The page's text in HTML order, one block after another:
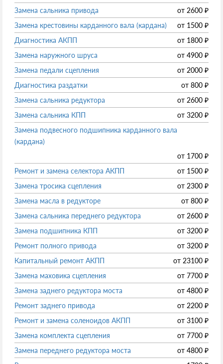
Замена сальника привода
от 2600 ₽
Замена крестовины карданного вала (кардана)
от 1500 ₽
Диагностика АКПП
от 1800 ₽
Замена наружного шруса
от 4900 ₽
Замена педали сцепления
от 2000 ₽
Диагностика раздатки
от 800 ₽
Замена сальника редуктора
от 2600 ₽
Замена сальника КПП
от 3200 ₽
Замена подвесного подшипника карданного вала
(кардана)
от 1700 ₽
Ремонт и замена селектора АКПП
от 1500 ₽
Замена тросика сцепления
от 2300 ₽
Замена масла в редукторе
от 800 ₽
Замена сальника переднего редуктора
от 2600 ₽
Замена подшипника КПП
от 3200 ₽
Ремонт полного привода
от 3200 ₽
Капитальный ремонт АКПП
от 23100 ₽
Замена маховика сцепления
от 7700 ₽
Замена заднего редуктора моста
от 4800 ₽
Ремонт заднего привода
от 2200 ₽
Ремонт и замена соленоидов АКПП
от 3100 ₽
Замена комплекта сцепления
от 7700 ₽
Замена переднего редуктора моста
от 4800 ₽